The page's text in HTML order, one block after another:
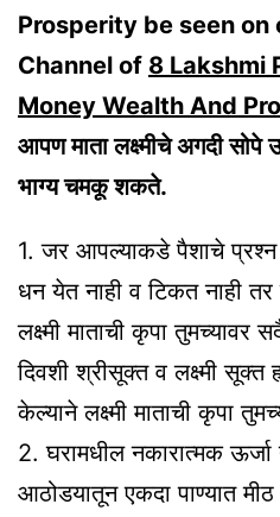
Prosperity be seen on
Channel of 8 Lakshmi
Money Wealth And
आपण माता लक्ष्मीचे अगदी
भाग्य चमकू शकते.
1. जर आपल्याकडे पैशाचे
धन येत नाही व टिकत नाही
लक्ष्मी माताची कृपा तुमच्यावर
दिवशी श्रीसूक्त व लक्ष्मी
केल्याने लक्ष्मी माताची कृपा
2. घरामधील नकारात्मक ऊर्जा
आठोडयातून एकदा पाण्यात मीठ